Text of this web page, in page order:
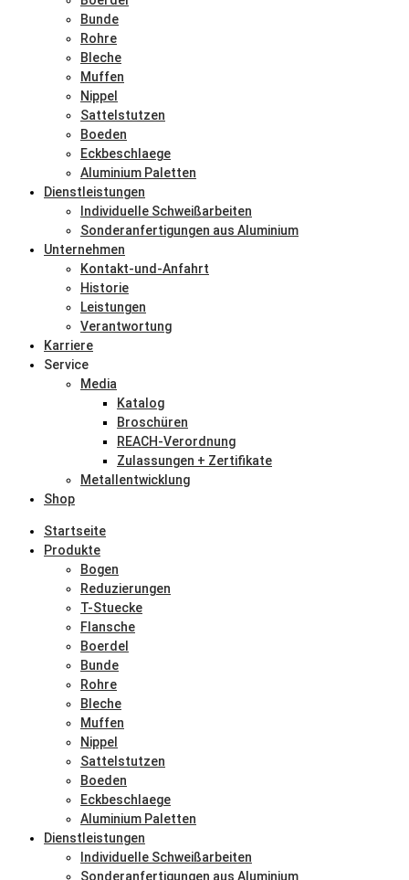
Bunde
Rohre
Bleche
Muffen
Nippel
Sattelstutzen
Boeden
Eckbeschlaege
Aluminium Paletten
Dienstleistungen
Individuelle Schweißarbeiten
Sonderanfertigungen aus Aluminium
Unternehmen
Kontakt-und-Anfahrt
Historie
Leistungen
Verantwortung
Karriere
Service
Media
Katalog
Broschüren
REACH-Verordnung
Zulassungen + Zertifikate
Metallentwicklung
Shop
Startseite
Produkte
Bogen
Reduzierungen
T-Stuecke
Flansche
Boerdel
Bunde
Rohre
Bleche
Muffen
Nippel
Sattelstutzen
Boeden
Eckbeschlaege
Aluminium Paletten
Dienstleistungen
Individuelle Schweißarbeiten
Sonderanfertigungen aus Aluminium